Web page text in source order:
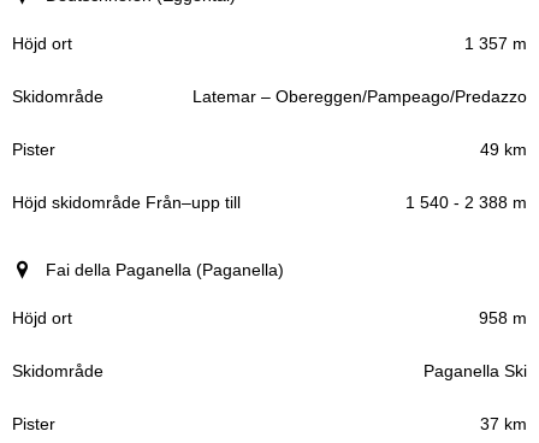
1 357 m
Latemar – Obereggen/Pampeago/Predazzo
49 km
1 540 - 2 388 m
Fai della Paganella (Paganella)
958 m
Paganella Ski
37 km